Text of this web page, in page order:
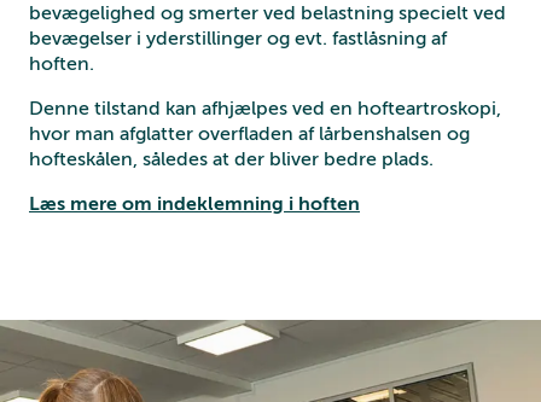
bevægelighed og smerter ved belastning specielt ved
bevægelser i yderstillinger og evt. fastlåsning af
hoften.
Denne tilstand kan afhjælpes ved en hofteartroskopi,
hvor man afglatter overfladen af lårbenshalsen og
hofteskålen, således at der bliver bedre plads.
Læs mere om indeklemning i hoften